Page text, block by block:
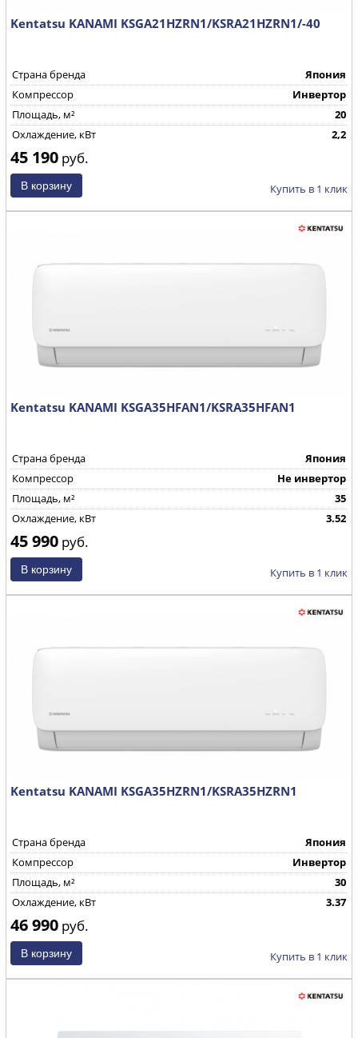
Kentatsu KANAMI KSGA21HZRN1/KSRA21HZRN1/-40
Страна бренда
Япония
Компрессор
Инвертор
Площадь, м²
20
Охлаждение, кВт
2,2
45 190 руб.
Купить в 1 клик
Kentatsu KANAMI KSGA35HFAN1/KSRA35HFAN1
Страна бренда
Япония
Компрессор
Не инвертор
Площадь, м²
35
Охлаждение, кВт
3.52
45 990 руб.
Купить в 1 клик
Kentatsu KANAMI KSGA35HZRN1/KSRA35HZRN1
Страна бренда
Япония
Компрессор
Инвертор
Площадь, м²
30
Охлаждение, кВт
3.37
46 990 руб.
Купить в 1 клик